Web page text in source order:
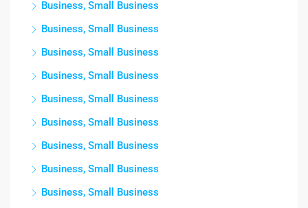
Business, Small Business
Business, Small Business
Business, Small Business
Business, Small Business
Business, Small Business
Business, Small Business
Business, Small Business
Business, Small Business
Business, Small Business